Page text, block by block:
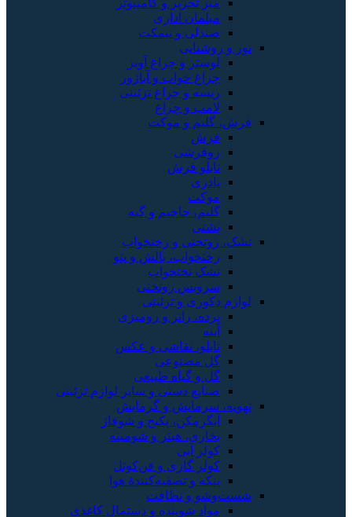
میز تحریر و کامپیوتر
مبلمان اداری
صندلی و نیمکت
نور و روشنایی
لوستر و چراغ آویز
چراغ خواب و آباژور
ریسه و چراغ تزئینی
لامپ و چراغ
فرش، گلیم و موکت
فرش
روفرشی
تابلو فرش
پادری
موکت
گلیم، جاجیم و گبه
پشتی
تشک، روتختی و رختخواب
رختخواب، بالش و پتو
تشک تختخواب
سرویس روتختی
لوازم دکوری و تزئینی
پرده، رانر و رومیزی
آینه
تابلو، نقاشی و عکس
گل مصنوعی
گل و گیاه طبیعی
صنایع دستی و سایر لوازم تزئینی
تهویه، سرمایش و گرمایش
آبگرمکن، پکیج و شوفاژ
بخاری، هیتر و شومینه
کولر آبی
کولر گازی و فن‌کوئل
پنکه و تصفیه‌کنندهٔ هوا
شست‌وشو و نظافت
مواد شوینده و دستمال کاغذی